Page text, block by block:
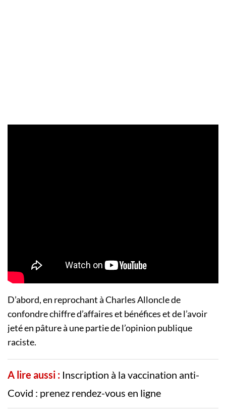
D’abord, en reprochant à Charles Alloncle de
confondre chiffre d’affaires et bénéfices et de l’avoir
jeté en pâture à une partie de l’opinion publique
raciste.
A lire aussi : Inscription à la vaccination anti-
Covid : prenez rendez-vous en ligne